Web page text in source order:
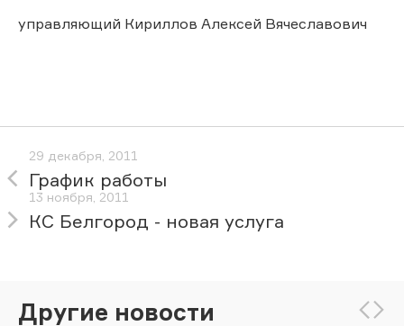
управляющий Кириллов Алексей Вячеславович
29 декабря, 2011
График работы
13 ноября, 2011
КС Белгород - новая услуга
Другие новости